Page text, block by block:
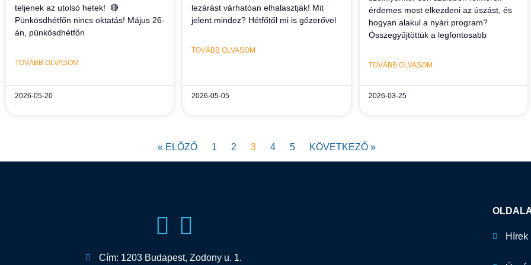
teljenek az utolsó hetek! 🔴
Pünkösdhétfőn nincs oktatás! Május 26-
án, pünkösdhétfőn
TOVÁBB OLVASOM
2026-05-20
lezárást várhatóan elhalasztják! Mit
jelent mindez? Hétfőtől mi is gőzerővel
TOVÁBB OLVASOM
2026-05-05
érdemes most elkezdeni az úszást, és
hogyan alakul a nyári program?
Összegyűjtöttük a legfontosabb
TOVÁBB OLVASOM
2026-03-25
« ELŐZŐ 1 2 3 4 5 KÖVETKEZŐ »
Cím: 1203 Budapest, Zodony u. 1.
Hírek